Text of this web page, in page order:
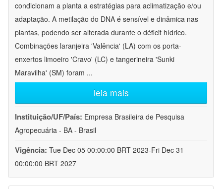
condicionam a planta a estratégias para aclimatização e/ou
adaptação. A metilação do DNA é sensível e dinâmica nas
plantas, podendo ser alterada durante o déficit hídrico.
Combinações laranjeira 'Valência' (LA) com os porta-
enxertos limoeiro 'Cravo' (LC) e tangerineira 'Sunki
Maravilha' (SM) foram ...
leia mais
Instituição/UF/País: Empresa Brasileira de Pesquisa
Agropecuária - BA - Brasil
Vigência: Tue Dec 05 00:00:00 BRT 2023-Fri Dec 31
00:00:00 BRT 2027